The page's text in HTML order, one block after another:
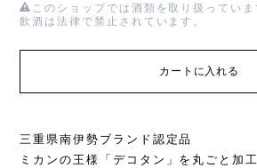
このショップでは酒類を取り扱ってい
飲酒は法律で禁止されています。
カートに入れる
三重県南伊勢ブランド認定品
ミカンの王様「デコタン」を丸ごと加工